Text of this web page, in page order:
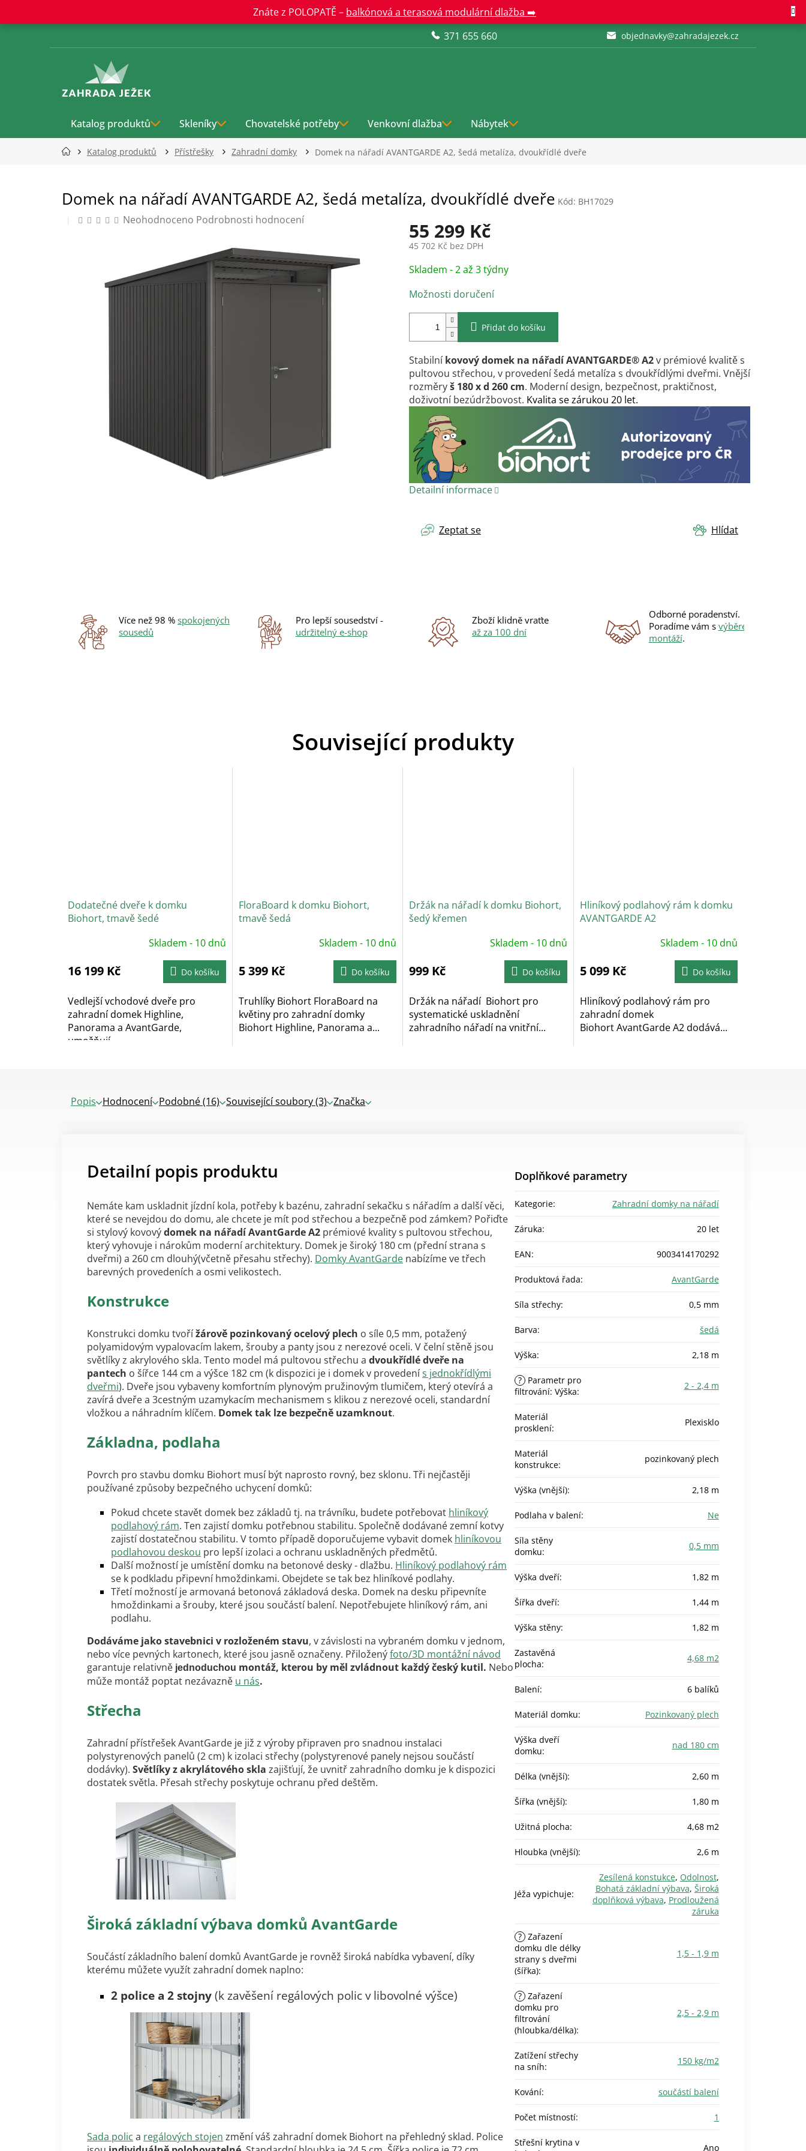
obsah
Znáte z POLOPATĚ – balkónová a terasová modulární dlažba ➡️
371 655 660
objednavky@zahradajezek.cz
Katalog produktů Skleníky Chovatelské potřeby Venkovní dlažba Nábytek
Katalog produktů Přístřešky Zahradní domky Domek na nářadí AVANTGARDE A2, šedá metalíza, dvoukřídlé dveře
Domek na nářadí AVANTGARDE A2, šedá metalíza, dvoukřídlé dveře Kód: BH17029
Průměrné
hodnocení
hvězdiček.
Neohodnoceno Podrobnosti hodnocení 55 299 Kč
45 702 Kč bez DPH
Měrná
cena:
Skladem - 2 až 3 týdny
Možnosti doručení
Přidat do košíku
Stabilníkovový domek na nářadí AVANTGARDE® A2v prémiové kvalitě s
pultovou střechou, v provedení šedá metalíza s dvoukřídlými dveřmi. Vnější
rozměryš 180 x d 260 cm. Moderní design, bezpečnost, praktičnost,
doživotní bezúdržbovost. Kvalita se zárukou 20 let.
Detailní informace
Zeptat se Hlídat
Více než 98 % spokojených
sousedů
Pro lepší sousedství -
udržitelný e-shop
Zboží klidně vraťte
až za 100 dní
Odborné poradenství.
Poradíme vám s výběrem
montáží.
Související produkty
Dodatečné dveře k domku
Biohort, tmavě šedé
Skladem - 10 dnů
16 199 Kč Do košíku
Vedlejší vchodové dveře pro
zahradní domek Highline,
Panorama a AvantGarde,
umožňují...
FloraBoard k domku Biohort,
tmavě šedá
Skladem - 10 dnů
5 399 Kč Do košíku
Truhlíky Biohort FloraBoard na
květiny pro zahradní domky
Biohort Highline, Panorama a...
Držák na nářadí k domku Biohort,
šedý křemen
Skladem - 10 dnů
999 Kč Do košíku
Držák na nářadí Biohort pro
systematické uskladnění
zahradního nářadí na vnitřní...
Hliníkový podlahový rám k domku
AVANTGARDE A2
Skladem - 10 dnů
5 099 Kč Do košíku
Hliníkový podlahový rám pro
zahradní domek
Biohort AvantGarde A2 dodává...
Popis Podobné (16) Související soubory (3)
Hodnocení Značka
Detailní popis produktu
Nemáte kam uskladnit jízdní kola, potřeby k bazénu, zahradní sekačku s nářadím a další věci,
které se nevejdou do domu, ale chcete je mít pod střechou a bezpečně pod zámkem? Pořiďte
si stylový kovovýdomek na nářadí AvantGardeA2 prémiové kvality s pultovou střechou,
který vyhovuje i nárokům moderní architektury. Domek je široký 180 cm (přední strana s
dveřmi) a 260 cm dlouhý(včetně přesahu střechy). Domky AvantGarde nabízíme ve třech
barevných provedeních a osmi velikostech.
Konstrukce
Konstrukci domku tvořížárově pozinkovaný ocelový plech o síle 0,5 mm, potažený
polyamidovým vypalovacím lakem, šrouby a panty jsou z nerezové oceli. V čelní stěně jsou
světlíky z akrylového skla. Tento model má pultovou střechu a dvoukřídlé dveře na
pantech o šířce 144 cm a výšce 182 cm (k dispozici je i domek v provedenís jednokřídlými
dveřmi). Dveře jsou vybaveny komfortním plynovým pružinovým tlumičem, který otevírá a
zavírá dveře a 3cestným uzamykacím mechanismem s klikou z nerezové oceli, standardní
vložkou a náhradním klíčem. Domek tak lze bezpečně uzamknout.
Základna, podlaha
Povrch pro stavbu domku Biohort musí být naprosto rovný, bez sklonu. Tři nejčastěji
používané způsoby bezpečného uchycení domků:
Pokud chcete stavět domek bez základů tj. na trávníku, budete potřebovat hliníkový
podlahový rám. Ten zajistí domku potřebnou stabilitu. Společně dodávané zemní kotvy
zajistí dostatečnou stabilitu. V tomto případě doporučujeme vybavit domek hliníkovou
podlahovou deskou pro lepší izolaci a ochranu uskladněných předmětů.
Další možností je umístění domku na betonové desky - dlažbu. Hliníkový podlahový rám
se k podkladu připevní hmoždinkami. Obejdete se tak bez hliníkové podlahy.
Třetí možností je armovaná betonová základová deska. Domek na desku připevníte
hmoždinkami a šrouby, které jsou součástí balení. Nepotřebujete hliníkový rám, ani
podlahu.
Dodáváme jako stavebnici v rozloženém stavu, v závislosti na vybraném domku v jednom,
nebo více pevných kartonech, které jsou jasně označeny. Přiloženýfoto/3D montážní návod
garantuje relativně jednoduchou montáž, kterou by měl zvládnout každý český kutil. Nebo
může montáž poptat nezávazně u nás.
Střecha
Zahradní přístřešek AvantGarde je již z výroby připraven pro snadnou instalaci
polystyrenových panelů (2 cm) k izolaci střechy (polystyrenové panely nejsou součástí
dodávky). Světlíky z akrylátového skla zajišťují, že uvnitř zahradního domku je k dispozici
dostatek světla. Přesah střechy poskytuje ochranu před deštěm.
Široká základní výbava domků AvantGarde
Součástí základního balení domků AvantGarde je rovněž široká nabídka vybavení, díky
kterému můžete využít zahradní domek naplno:
2 police a 2 stojny (k zavěšení regálových polic v libovolné výšce)
Sada polic a regálových stojen změní váš zahradní domek Biohort na přehledný sklad. Police
Doplňkové parametry
Kategorie: Zahradní domky na nářadí
Záruka: 20 let
EAN: 9003414170292
Produktová řada: AvantGarde
Síla střechy: 0,5 mm
Barva: šedá
Výška: 2,18 m
? Parametr pro
filtrování: Výška:
2 - 2,4 m
Materiál
prosklení:
Plexisklo
Materiál
konstrukce:
pozinkovaný plech
Výška (vnější): 2,18 m
Podlaha v balení: Ne
Síla stěny
domku:
0,5 mm
Výška dveří: 1,82 m
Šířka dveří: 1,44 m
Výška stěny: 1,82 m
Zastavěná
plocha:
4,68 m2
Balení: 6 balíků
Materiál domku: Pozinkovaný plech
Výška dveří
domku:
nad 180 cm
Délka (vnější): 2,60 m
Šířka (vnější): 1,80 m
Užitná plocha: 4,68 m2
Hloubka (vnější): 2,6 m
Jéža vypichuje:
Zesílená konstukce, Odolnost,
Bohatá základní výbava, Široká
doplňková výbava, Prodloužená
záruka
? Zařazení
domku dle délky
strany s dveřmi
(šířka):
1,5 - 1,9 m
? Zařazení
domku pro
filtrování
(hloubka/délka):
2,5 - 2,9 m
Zatížení střechy
na sníh:
150 kg/m2
Kování: součástí balení
Počet místností: 1
Střešní krytina v
Ano